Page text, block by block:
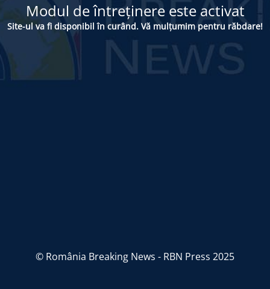
Modul de întreținere este activat
Site-ul va fi disponibil în curând. Vă mulțumim pentru răbdare!
© România Breaking News - RBN Press 2025